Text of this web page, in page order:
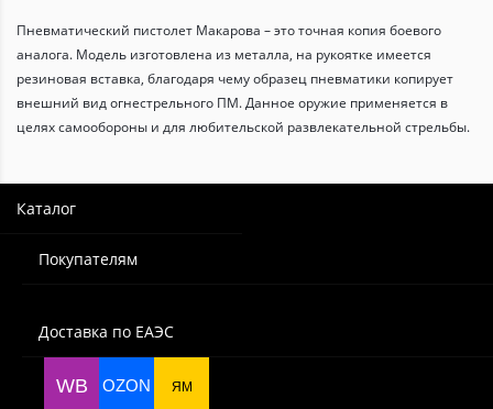
Пневматический пистолет Макарова – это точная копия боевого
аналога. Модель изготовлена из металла, на рукоятке имеется
резиновая вставка, благодаря чему образец пневматики копирует
внешний вид огнестрельного ПМ. Данное оружие применяется в
целях самообороны и для любительской развлекательной стрельбы.
встроенная пружина. Возвратный механизм позволяет производить
Макет пистолета Макарова производителей Stalker, Umarex, Gletcher
разрешении. Заправляется баллонами с газом CO2 и пулями калибра
Каталог
Покупателям
Доставка по ЕАЭС
WB OZON ЯМ